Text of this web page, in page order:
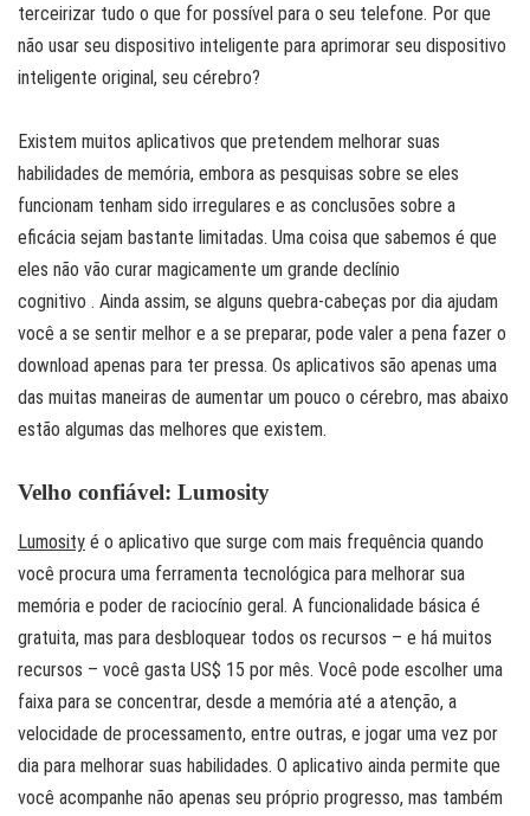
terceirizar tudo o que for possível para o seu telefone. Por que
não usar seu dispositivo inteligente para aprimorar seu dispositivo
inteligente original, seu cérebro?
Existem muitos aplicativos que pretendem melhorar suas
habilidades de memória, embora as pesquisas sobre se eles
funcionam tenham sido irregulares e as conclusões sobre a
eficácia sejam bastante limitadas. Uma coisa que sabemos é que
eles não vão curar magicamente um grande declínio
cognitivo . Ainda assim, se alguns quebra-cabeças por dia ajudam
você a se sentir melhor e a se preparar, pode valer a pena fazer o
download apenas para ter pressa. Os aplicativos são apenas uma
das muitas maneiras de aumentar um pouco o cérebro, mas abaixo
estão algumas das melhores que existem.
Velho confiável: Lumosity
Lumosity é o aplicativo que surge com mais frequência quando
você procura uma ferramenta tecnológica para melhorar sua
memória e poder de raciocínio geral. A funcionalidade básica é
gratuita, mas para desbloquear todos os recursos – e há muitos
recursos – você gasta US$ 15 por mês. Você pode escolher uma
faixa para se concentrar, desde a memória até a atenção, a
velocidade de processamento, entre outras, e jogar uma vez por
dia para melhorar suas habilidades. O aplicativo ainda permite que
você acompanhe não apenas seu próprio progresso, mas também